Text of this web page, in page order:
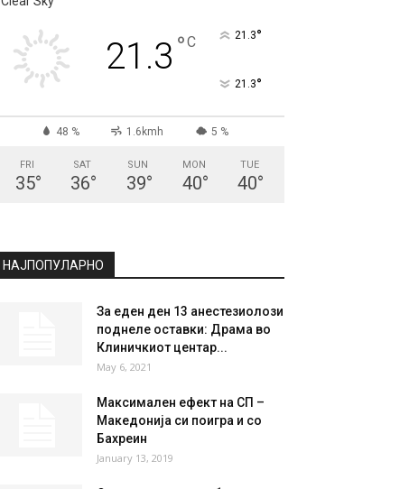
21.3 °C 21.3°
21.3°
48 % 1.6kmh 5 %
FRI
35°
SAT
36°
SUN
39°
MON
40°
TUE
40°
НАЈПОПУЛАРНО
За еден ден 13 анестезиолози
поднеле оставки: Драма во
Клиничкиот центар...
May 6, 2021
Максимален ефект на СП –
Македонија си поигра и со
Бахреин
January 13, 2019